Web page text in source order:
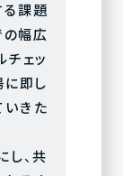
課題
の幅広
ェッ
に即し
きた
し、共